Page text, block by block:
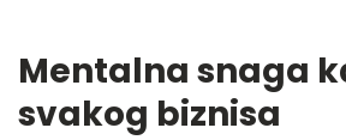
Mentalna snaga
svakog biznisa